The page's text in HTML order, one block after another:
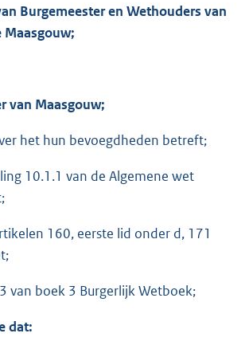
Burgemeester en Wethouders van
Maasgouw;
van Maasgouw;
het hun bevoegdheden betreft;
10.1.1 van de Algemene wet
160, eerste lid onder d, 171
van boek 3 Burgerlijk Wetboek;
dat: